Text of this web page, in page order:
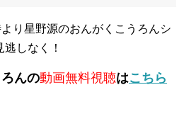
り星野源のおんがくこうろんシ
しなく！
んの動画無料視聴はこちら